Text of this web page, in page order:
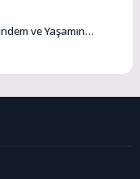
ve Yaşamın